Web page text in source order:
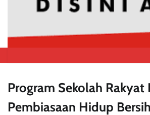
Program Sekolah Rakyat
Pembiasaan Hidup